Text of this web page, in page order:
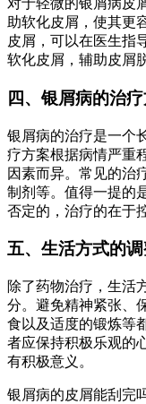
对于轻微的银屑病皮
助软化皮屑，使其更
皮屑，可以在医生指
软化皮屑，辅助皮屑
四、银屑病的治
银屑病的治疗是一个
疗方案根据病情严重
因素而异。常见的治
制剂等。值得一提的
否定的，治疗的在于
五、生活方式的
除了药物治疗，生活
分。避免精神紧张、
食以及适度的锻炼等
者应保持积极乐观的
有积极意义。
银屑病的皮屑能刮完